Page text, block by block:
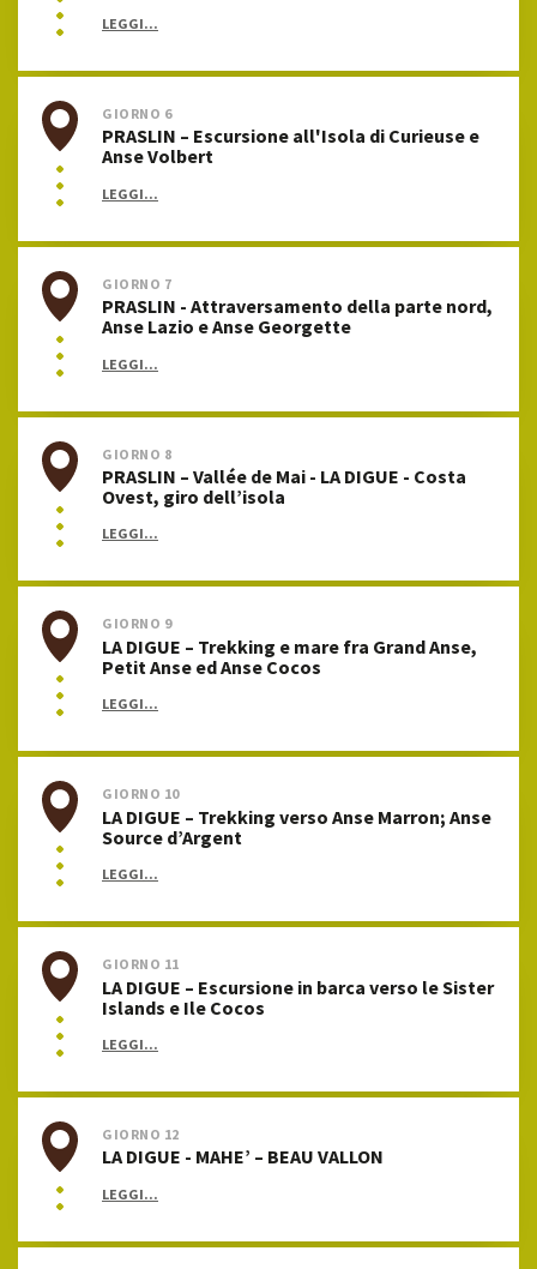
LEGGI...
GIORNO 6
PRASLIN – Escursione all'Isola di Curieuse e
Anse Volbert
LEGGI...
GIORNO 7
PRASLIN - Attraversamento della parte nord,
Anse Lazio e Anse Georgette
LEGGI...
GIORNO 8
PRASLIN – Vallée de Mai - LA DIGUE - Costa
Ovest, giro dell’isola
LEGGI...
GIORNO 9
LA DIGUE – Trekking e mare fra Grand Anse,
Petit Anse ed Anse Cocos
LEGGI...
GIORNO 10
LA DIGUE – Trekking verso Anse Marron; Anse
Source d’Argent
LEGGI...
GIORNO 11
LA DIGUE – Escursione in barca verso le Sister
Islands e Ile Cocos
LEGGI...
GIORNO 12
LA DIGUE - MAHE’ – BEAU VALLON
LEGGI...